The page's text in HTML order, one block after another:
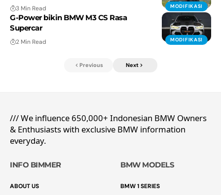
MODIFIKASI
3 Min Read
MODIFIKASI
G-Power bikin BMW M3 CS Rasa
Supercar
2 Min Read
Previous Next
/// We influence 650,000+ Indonesian BMW Owners
& Enthusiasts with exclusive BMW information
everyday.
INFO BIMMER
ABOUT US
BMW MODELS
BMW 1 SERIES